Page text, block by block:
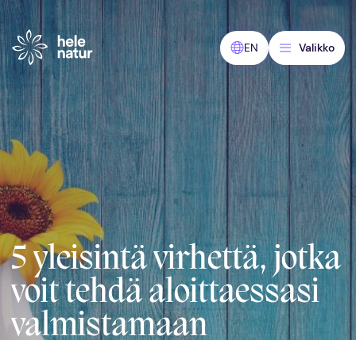
Siirry
sisältöön
EN
Valikko
5 yleisintä virhettä, jotka
voit tehdä aloittaessasi
valmistamaan